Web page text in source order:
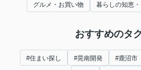
グルメ・お買い物 暮らしの知恵
おすすめのタ
#住まい探し #晃南開発 #鹿沼市